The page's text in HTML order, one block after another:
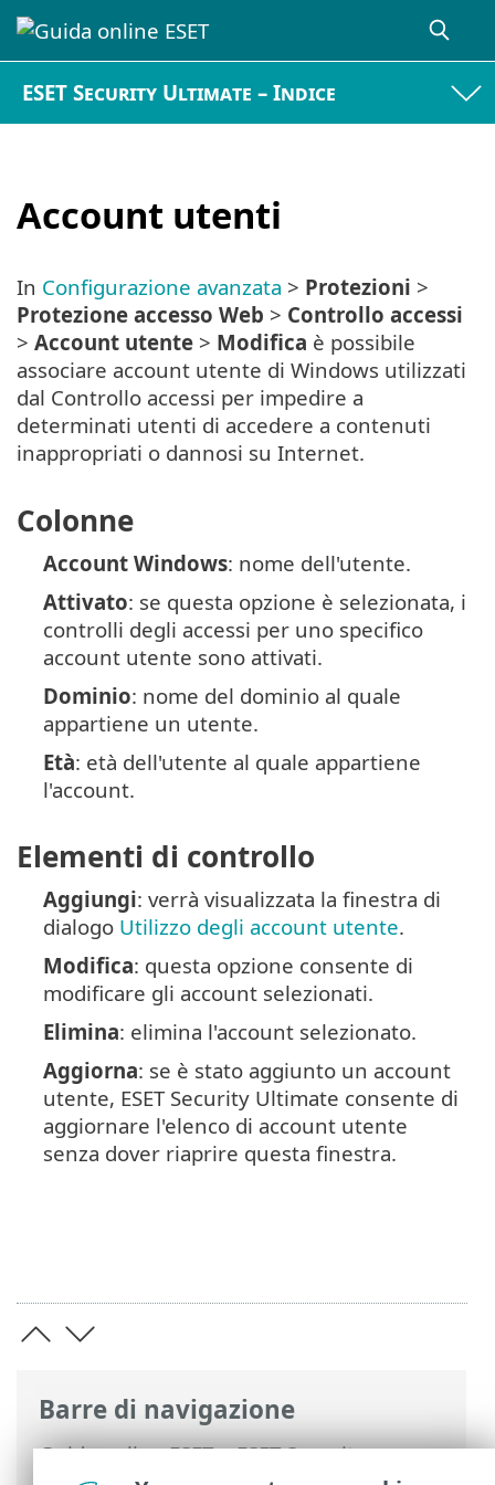
ESET Security Ultimate – Indice
Account utenti
Barre di navigazione
Guida online ESET>ESET Security
In Configurazione avanzata > Protezioni >
Protezione accesso Web > Controllo accessi
> Account utente > Modifica è possibile
associare account utente di Windows utilizzati
dal Controllo accessi per impedire a
determinati utenti di accedere a contenuti
inappropriati o dannosi su Internet.
Colonne
Account Windows: nome dell'utente.
Attivato: se questa opzione è selezionata, i
controlli degli accessi per uno specifico
account utente sono attivati.
Dominio: nome del dominio al quale
appartiene un utente.
Età: età dell'utente al quale appartiene
l'account.
Elementi di controllo
Aggiungi: verrà visualizzata la finestra di
dialogo Utilizzo degli account utente.
Modifica: questa opzione consente di
modificare gli account selezionati.
Elimina: elimina l'account selezionato.
Aggiorna: se è stato aggiunto un account
utente, ESET Security Ultimate consente di
aggiornare l'elenco di account utente
senza dover riaprire questa finestra.